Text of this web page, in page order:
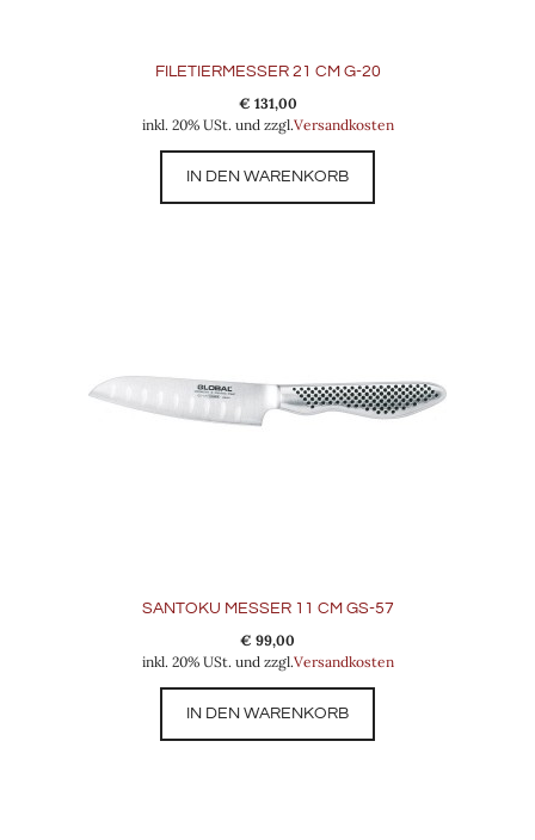
FILETIERMESSER 21 CM G-20
€ 131,00
inkl. 20% USt. und zzgl.Versandkosten
IN DEN WARENKORB
SANTOKU MESSER 11 CM GS-57
€ 99,00
inkl. 20% USt. und zzgl.Versandkosten
IN DEN WARENKORB